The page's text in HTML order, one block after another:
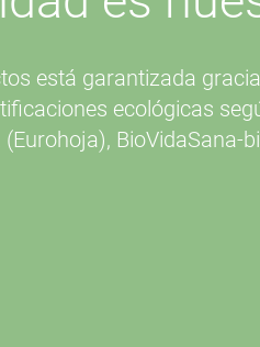
está garantizada
ecológicas
BioVidaSana-